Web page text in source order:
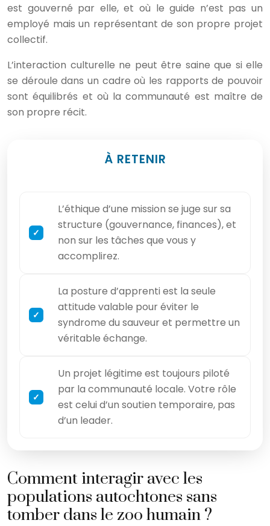
est gouverné par elle, et où le guide n’est pas un
employé mais un représentant de son propre projet
collectif.
L’interaction culturelle ne peut être saine que si elle
se déroule dans un cadre où les rapports de pouvoir
sont équilibrés et où la communauté est maître de
son propre récit.
À RETENIR
L’éthique d’une mission se juge sur sa
structure (gouvernance, finances), et
non sur les tâches que vous y
accomplirez.
La posture d’apprenti est la seule
attitude valable pour éviter le
syndrome du sauveur et permettre un
véritable échange.
Un projet légitime est toujours piloté
par la communauté locale. Votre rôle
est celui d’un soutien temporaire, pas
d’un leader.
Comment interagir avec les
populations autochtones sans
tomber dans le zoo humain ?